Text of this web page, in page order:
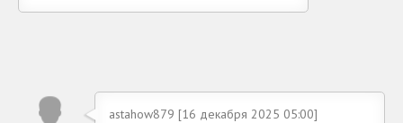
astahow879 [16 декабря 2025 05:00]